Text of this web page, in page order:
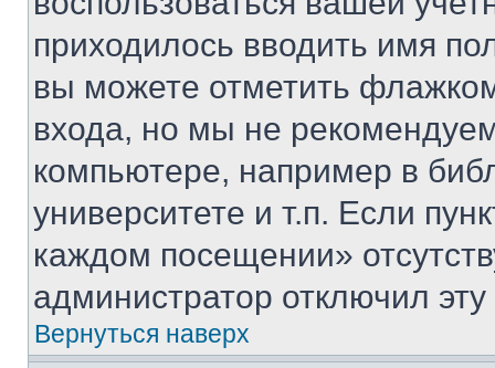
приходилось вводить имя
вы можете отметить
входа, но мы не
компьютере, например в
университете и т.п. Если
каждом посещении»
администратор отключил
Вернуться наверх